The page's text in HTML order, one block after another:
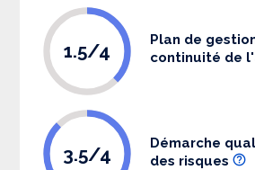
1.5/4
Plan de
continuité de
3.5/4
Démarche
des risques